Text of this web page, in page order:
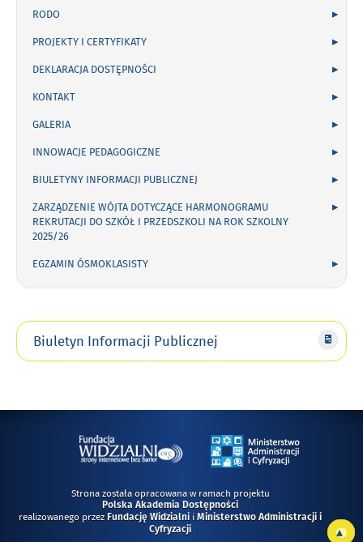
RODO
PROJEKTY I CERTYFIKATY
DEKLARACJA DOSTĘPNOŚCI
KONTAKT
GALERIA
INNOWACJE PEDAGOGICZNE
BIULETYNY INFORMACJI PUBLICZNEJ
ZARZĄDZENIE WÓJTA DOTYCZĄCE HARMONOGRAMU
REKRUTACJI DO SZKÓŁ I PRZEDSZKOLI NA ROK SZKOLNY
2025/26
EGZAMIN ÓSMOKLASISTY
Biuletyn Informacji Publicznej
Strona została opracowana w ramach projektu
Polska Akademia Dostępności
realizowanego przezFundację Widzialni iMinisterstwo Administracji i
Cyfryzacji
Do